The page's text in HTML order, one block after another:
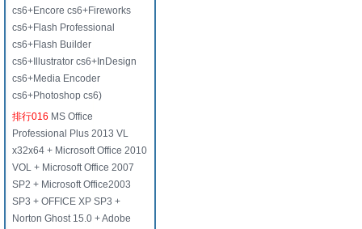
cs6+Encore cs6+Fireworks
cs6+Flash Professional
cs6+Flash Builder
cs6+Illustrator cs6+InDesign
cs6+Media Encoder
cs6+Photoshop cs6)
排行016 MS Office
Professional Plus 2013 VL
x32x64 + Microsoft Office 2010
VOL + Microsoft Office 2007
SP2 + Microsoft Office2003
SP3 + OFFICE XP SP3 +
Norton Ghost 15.0 + Adobe